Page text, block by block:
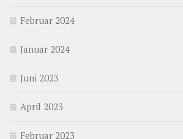
Februar 2024
Januar 2024
Juni 2023
April 2023
Februar 2023